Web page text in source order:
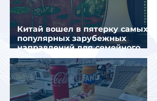
Китай вошел в пятерку самых
популярных зарубежных
направлений для семейного
отдыха летом